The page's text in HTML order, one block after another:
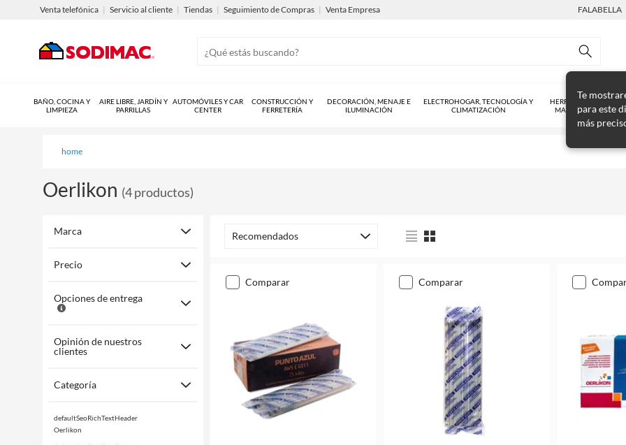
Venta telefónica | Servicio al cliente | Tiendas | Seguimiento de Compras | Venta Empresa FALABELLA
Te
para este
más
BAÑO, COCINA Y
LIMPIEZA
AIRE LIBRE, JARDÍN Y
PARRILLAS
AUTOMÓVILES Y CAR
CENTER
CONSTRUCCIÓN Y
FERRETERÍA
DECORACIÓN, MENAJE E
ILUMINACIÓN
ELECTROHOGAR, TECNOLOGÍA Y
CLIMATIZACIÓN
HERRAMIENTAS Y
MAQUINARIAS
home
Oerlikon (4productos)
Marca
Precio
Opciones de entrega
Opinión de nuestros
clientes
Categoría
defaultSeoRichTextHeader
Oerlikon
Recomendados
comparar comparar